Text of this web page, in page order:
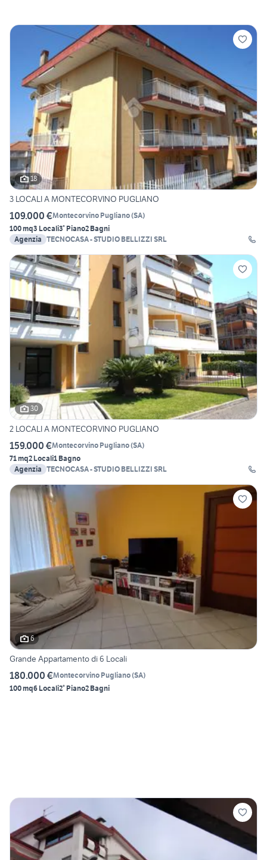
18
3 LOCALI A MONTECORVINO PUGLIANO
109.000 €Montecorvino Pugliano(SA)
100 mq3 Locali3° Piano2 Bagni
Agenzia TECNOCASA - STUDIO BELLIZZI SRL
30
2 LOCALI A MONTECORVINO PUGLIANO
159.000 €Montecorvino Pugliano(SA)
71 mq2 Locali1 Bagno
Agenzia
TECNOCASA - STUDIO BELLIZZI SRL
6
Grande Appartamento di 6 Locali
180.000 €Montecorvino Pugliano(SA)
100 mq6 Locali2° Piano2 Bagni